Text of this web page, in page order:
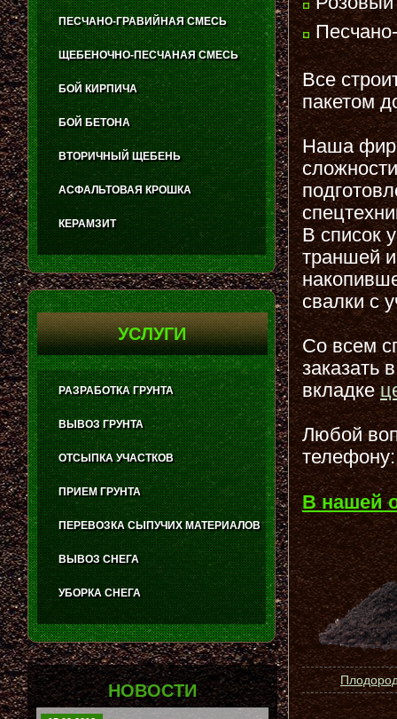
Все
пакетом
Наша
В список
траншей
свалки с
Со всем
заказать
вкладке
Любой
В нашей
ПЕСЧАНО-ГРАВИЙНАЯ СМЕСЬ
ЩЕБЕНОЧНО-ПЕСЧАНАЯ СМЕСЬ
БОЙ КИРПИЧА
БОЙ БЕТОНА
ВТОРИЧНЫЙ ЩЕБЕНЬ
АСФАЛЬТОВАЯ КРОШКА
КЕРАМЗИТ
УСЛУГИ
РАЗРАБОТКА ГРУНТА
ВЫВОЗ ГРУНТА
ОТСЫПКА УЧАСТКОВ
ПРИЕМ ГРУНТА
ПЕРЕВОЗКА СЫПУЧИХ МАТЕРИАЛОВ
ВЫВОЗ СНЕГА
УБОРКА СНЕГА
НОВОСТИ